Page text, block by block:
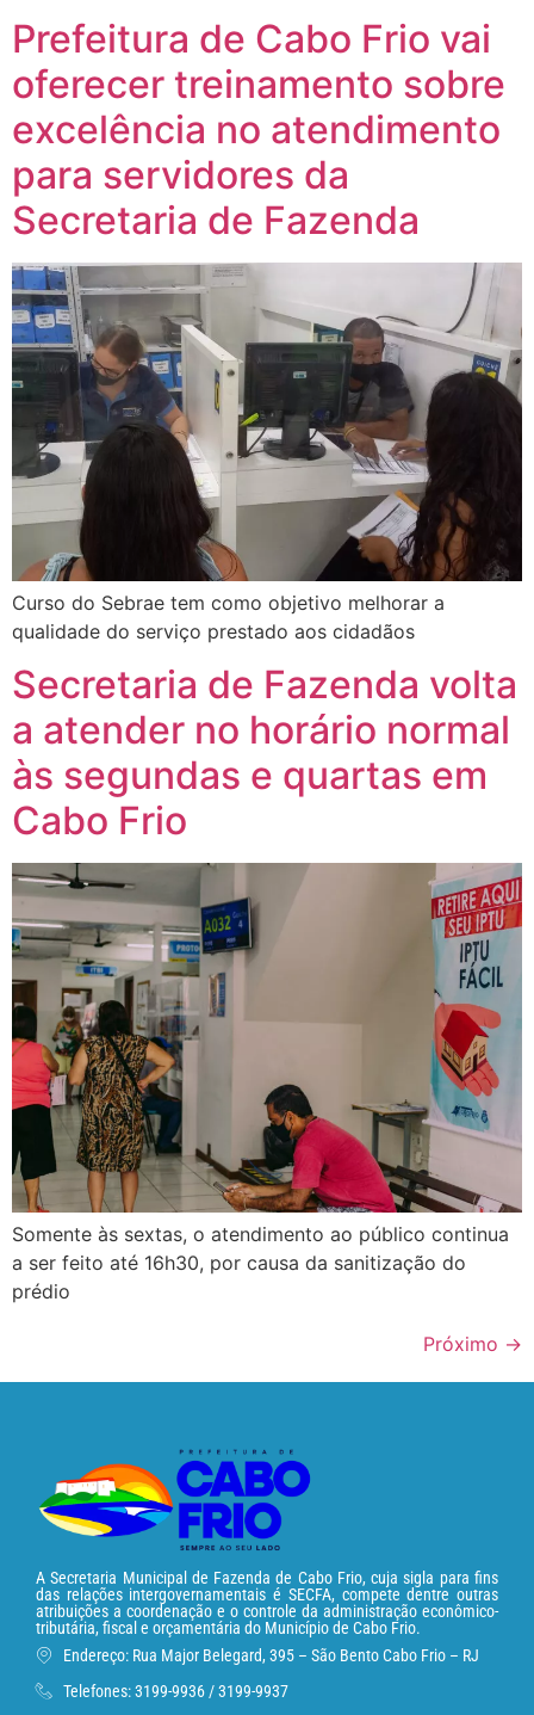
Prefeitura de Cabo Frio vai
oferecer treinamento sobre
excelência no atendimento
para servidores da
Secretaria de Fazenda
Curso do Sebrae tem como objetivo melhorar a
qualidade do serviço prestado aos cidadãos
Secretaria de Fazenda volta
a atender no horário normal
às segundas e quartas em
Cabo Frio
Somente às sextas, o atendimento ao público continua
a ser feito até 16h30, por causa da sanitização do
prédio
Próximo →
A Secretaria Municipal de Fazenda de Cabo Frio, cuja sigla para fins
das relações intergovernamentais é SECFA, compete dentre outras
atribuições a coordenação e o controle da administração econômico-
tributária, fiscal e orçamentária do Município de Cabo Frio.
Endereço: Rua Major Belegard, 395 – São Bento Cabo Frio – RJ
Telefones: 3199-9936 / 3199-9937